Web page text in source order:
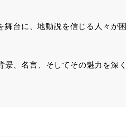
舞台に、地動説を信じる人々が
、名言、そしてその魅力を深